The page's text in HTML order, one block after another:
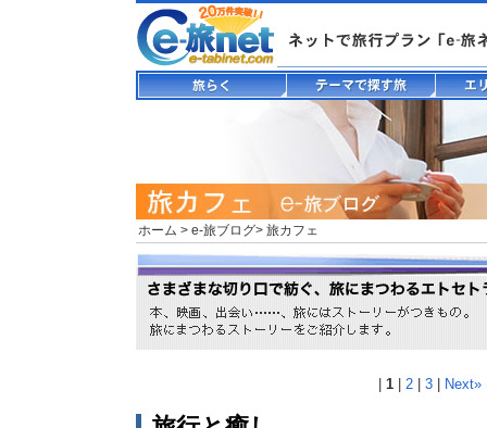
ホーム > e-旅ブログ> 旅カフェ
1| 2| 3| Next»